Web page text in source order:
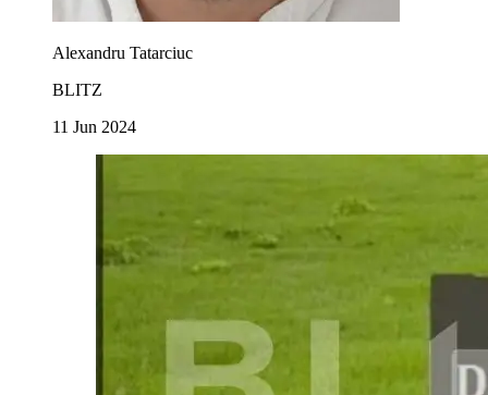
Alexandru Tatarciuc
BLITZ
11 Jun 2024